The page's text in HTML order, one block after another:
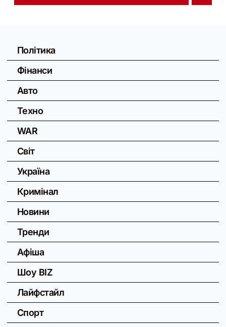
Політика
Фінанси
Авто
Техно
WAR
Світ
Україна
Кримінал
Новини
Тренди
Афіша
Шоу BIZ
Лайфстайл
Спорт